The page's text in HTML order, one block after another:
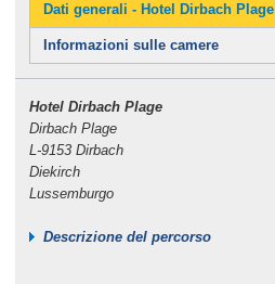
Dati generali - Hotel Dirbach Plage
Informazioni sulle camere
Hotel Dirbach Plage
Dirbach Plage
L-9153 Dirbach
Diekirch
Lussemburgo
Descrizione del percorso